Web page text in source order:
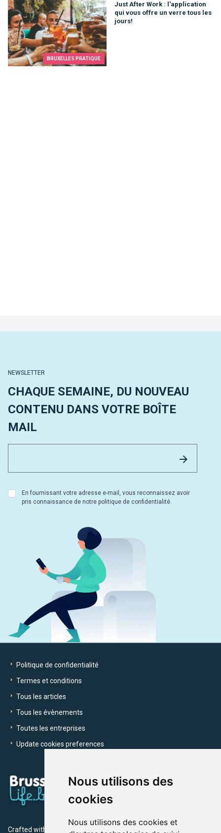
Nous utilisons des
cookies
Nous utilisons des cookies et
BRUXELLES PRATIQUE
Just After Work : l'application
qui vous offre un verre tous les
jours!
Just After Work : l'application qui vous offre un verre tous les
NEWSLETTER
CHAQUE SEMAINE, DU NOUVEAU
CONTENU DANS VOTRE BOÎTE
MAIL
En fournissant votre adresse e-mail, vous reconnaissez avoir
pris connaissance de notre politique de confidentialité.
Politique de confidentialité
Termes et conditions
Tous les articles
Tous les évènements
Toutes les entreprises
Update cookies preferences
Crafted with by Brusselslife Team